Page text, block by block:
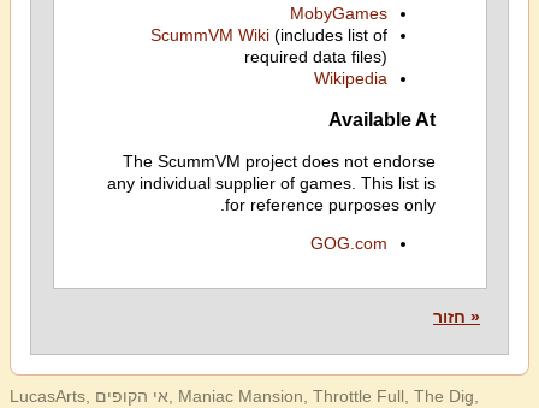
MobyGames
ScummVM Wiki(includes list of
required data files)
Wikipedia
Available At
The ScummVM project does not endorse
any individual supplier of games. This list is
for reference purposes only.
GOG.com
« חזור
LucasArts, אי הקופים, Maniac Mansion, Throttle Full, The Dig,